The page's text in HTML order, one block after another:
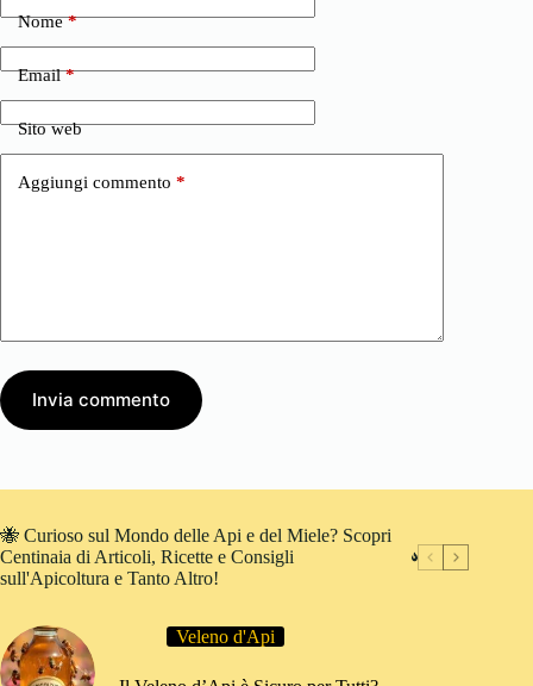
Nome*
Email*
Sito web
Aggiungi commento *
Invia commento
🐝 Curioso sul Mondo delle Api e del Miele? Scopri
Centinaia di Articoli, Ricette e Consigli
sull'Apicoltura e Tanto Altro!
Veleno d'Api